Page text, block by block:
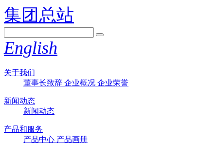
集团总站
English
关于我们
董事长致辞 企业概况 企业荣誉
新闻动态
新闻动态
产品和服务
产品中心 产品画册